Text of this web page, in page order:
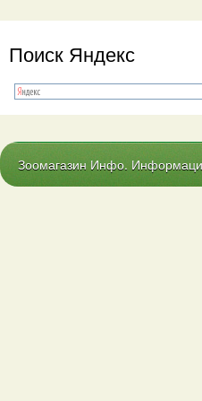
Поиск Яндекс
Зоомагазин Инфо.